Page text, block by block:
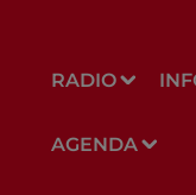
RADIO
AGENDA